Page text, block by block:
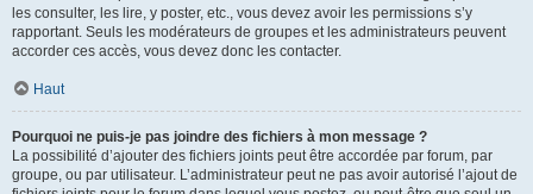
les consulter, les lire, y poster, etc., vous devez avoir les permissions s’y
rapportant. Seuls les modérateurs de groupes et les administrateurs peuvent
accorder ces accès, vous devez donc les contacter.
Haut
Pourquoi ne puis-je pas joindre des fichiers à mon message ?
La possibilité d’ajouter des fichiers joints peut être accordée par forum, par
groupe, ou par utilisateur. L’administrateur peut ne pas avoir autorisé l’ajout de